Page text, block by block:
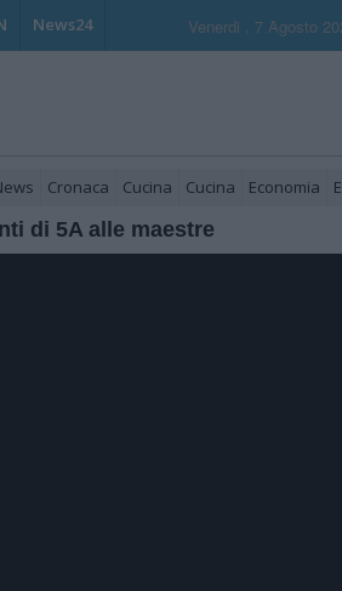
News24 Venerdi , 7 Agosto
Cronaca Cucina Cucina Economia
di 5A alle maestre